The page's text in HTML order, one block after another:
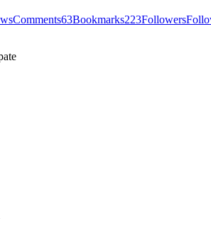
Comments63Bookmarks223Followers